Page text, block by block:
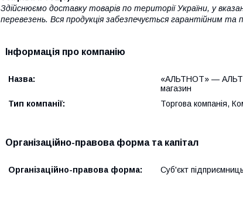
Здійснюємо доставку товарів по території України, у
перевезень. Вся продукція забезпечується гарантійним та
Інформація про компанію
Назва:
«АЛЬТНОТ» —
магазин
Тип компанії:
Торгова компанія,
Організаційно-правова форма та капітал
Організаційно-правова форма: Суб'єкт